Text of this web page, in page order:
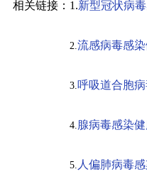
相关链接： 1.新型冠状病
2. 流感病毒感
3. 呼吸道合胞
4. 腺病毒感染
5. 人偏肺病毒